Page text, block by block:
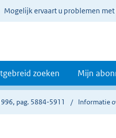
Mogelijk ervaart u problemen
zoeken Mijn
pag. 5884-5911 Informatie